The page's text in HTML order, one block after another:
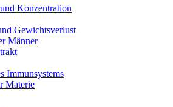
Konzentration
Gewichtsverlust
Männer
Immunsystems
Materie